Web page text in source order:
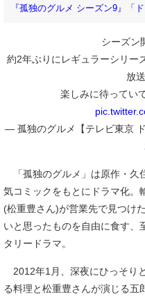
『孤独のグルメ シーズン9』「
シーズン
約2年ぶりにレギュラーシリー
放
楽しみに待ってい
— 孤独のグルメ【テレビ東京
「孤独のグルメ」は原作・久
気コミックをもとにドラマ化。
(松重豊さん)が営業先で見つけ
いと思ったものを自由に食す、
タリードラマ。
2012年1月、深夜にひっそり
る料理と松重豊さんが演じる五